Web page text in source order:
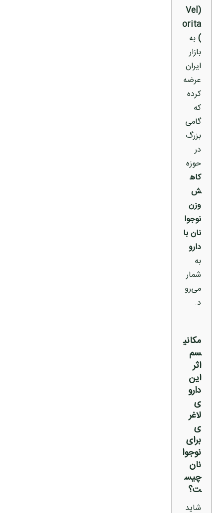
(Vel
orita
)به
بازار
ایران
عرضه
کرده
که
گامی
بزرگ
در
حوزه
کاه
ش
وزن
نوجوا
نان با
دارو
به
شمار
می‌رو
د.
مکانی
سم
اثر
این
دارو
ی
لاغر
ی
برای
نوجوا
نان
چیس
ت؟
شاید